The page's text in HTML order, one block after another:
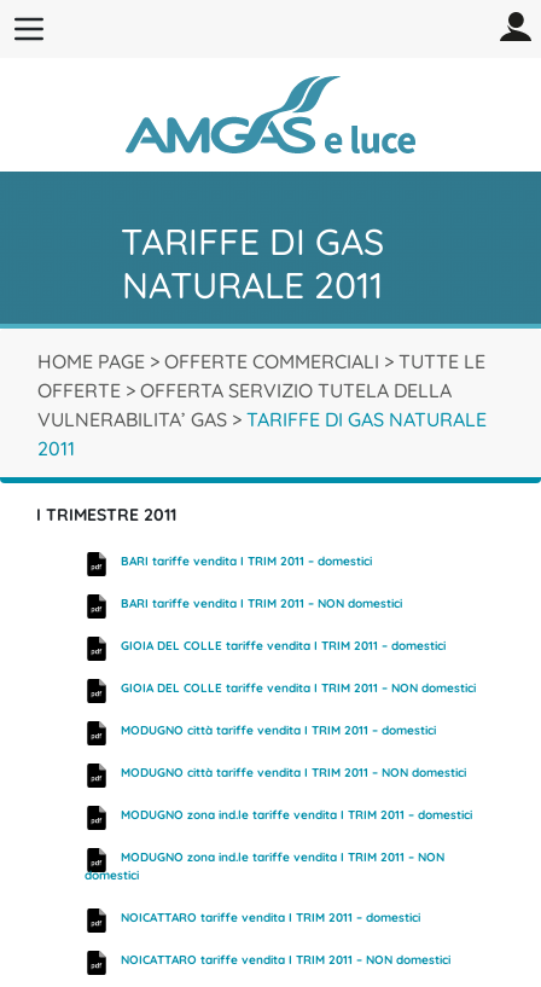
TARIFFE DI GAS
NATURALE 2011
HOME PAGE > OFFERTE COMMERCIALI > TUTTE LE
OFFERTE > OFFERTA SERVIZIO TUTELA DELLA
VULNERABILITA’ GAS > TARIFFE DI GAS NATURALE
2011
I TRIMESTRE 2011
BARI tariffe vendita I TRIM 2011 – domestici
BARI tariffe vendita I TRIM 2011 – NON domestici
GIOIA DEL COLLE tariffe vendita I TRIM 2011 – domestici
GIOIA DEL COLLE tariffe vendita I TRIM 2011 – NON domestici
MODUGNO città tariffe vendita I TRIM 2011 – domestici
MODUGNO città tariffe vendita I TRIM 2011 – NON domestici
MODUGNO zona ind.le tariffe vendita I TRIM 2011 – domestici
MODUGNO zona ind.le tariffe vendita I TRIM 2011 – NON
domestici
NOICATTARO tariffe vendita I TRIM 2011 – domestici
NOICATTARO tariffe vendita I TRIM 2011 – NON domestici